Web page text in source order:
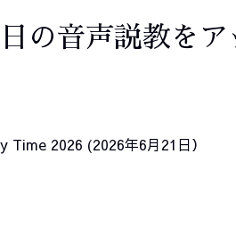
の音声説教をア
Time 2026 (2026年6月21